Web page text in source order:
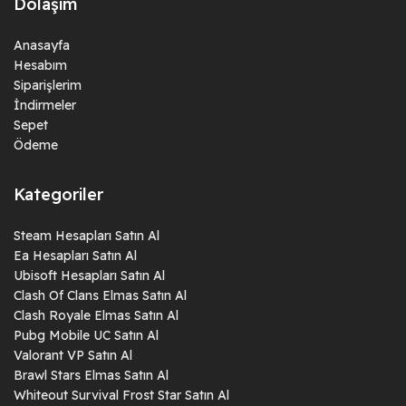
Anasayfa
Hesabım
Siparişlerim
İndirmeler
Sepet
Ödeme
Kategoriler
Steam Hesapları Satın Al
Ea Hesapları Satın Al
Ubisoft Hesapları Satın Al
Clash Of Clans Elmas Satın Al
Clash Royale Elmas Satın Al
Pubg Mobile UC Satın Al
Valorant VP Satın Al
Brawl Stars Elmas Satın Al
Whiteout Survival Frost Star Satın Al